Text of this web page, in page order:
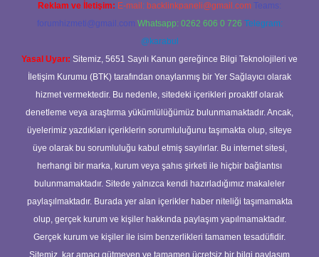
Reklam ve İletişim: E-mail: backlinkpaneli@gmail.com Teams:
forumhizmeti@gmail.com Whatsapp: 0262 606 0 726 Telegram:
@karabul
Yasal Uyarı: Sitemiz, 5651 Sayılı Kanun gereğince Bilgi Teknolojileri ve
İletişim Kurumu (BTK) tarafından onaylanmış bir Yer Sağlayıcı olarak
hizmet vermektedir. Bu nedenle, sitedeki içerikleri proaktif olarak
denetleme veya araştırma yükümlülüğümüz bulunmamaktadır. Ancak,
üyelerimiz yazdıkları içeriklerin sorumluluğunu taşımakta olup, siteye
üye olarak bu sorumluluğu kabul etmiş sayılırlar. Bu internet sitesi,
herhangi bir marka, kurum veya şahıs şirketi ile hiçbir bağlantısı
bulunmamaktadır. Sitede yalnızca kendi hazırladığımız makaleler
paylaşılmaktadır. Burada yer alan içerikler haber niteliği taşımamakta
olup, gerçek kurum ve kişiler hakkında paylaşım yapılmamaktadır.
Gerçek kurum ve kişiler ile isim benzerlikleri tamamen tesadüfidir.
Sitemiz, kar amacı gütmeyen ve tamamen ücretsiz bir bilgi paylaşım